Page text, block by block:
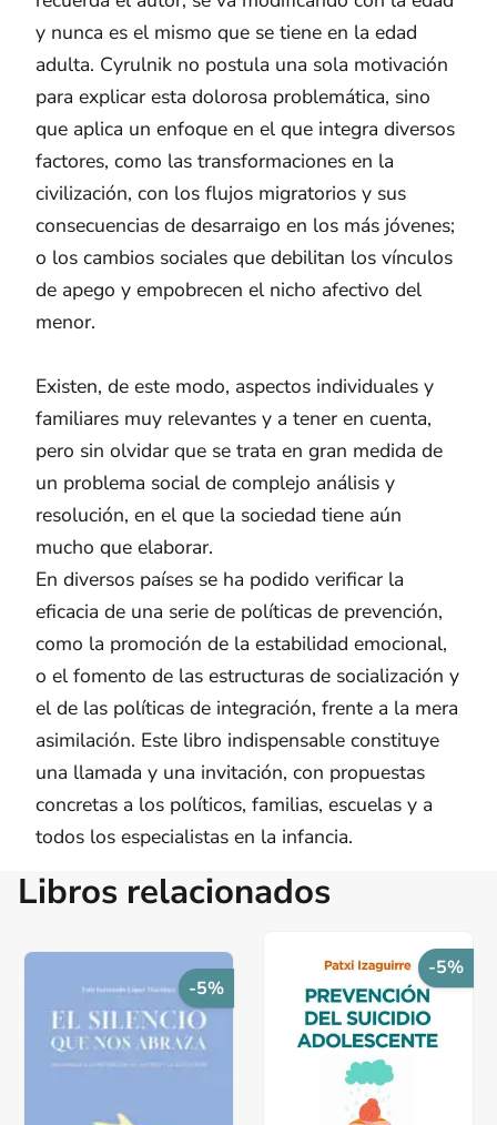
y nunca es el mismo que se tiene en la edad
adulta. Cyrulnik no postula una sola motivación
para explicar esta dolorosa problemática, sino
que aplica un enfoque en el que integra diversos
factores, como las transformaciones en la
civilización, con los flujos migratorios y sus
consecuencias de desarraigo en los más jóvenes;
o los cambios sociales que debilitan los vínculos
de apego y empobrecen el nicho afectivo del
menor.
Existen, de este modo, aspectos individuales y
familiares muy relevantes y a tener en cuenta,
pero sin olvidar que se trata en gran medida de
un problema social de complejo análisis y
resolución, en el que la sociedad tiene aún
mucho que elaborar.
En diversos países se ha podido verificar la
eficacia de una serie de políticas de prevención,
como la promoción de la estabilidad emocional,
o el fomento de las estructuras de socialización y
el de las políticas de integración, frente a la mera
asimilación. Este libro indispensable constituye
una llamada y una invitación, con propuestas
concretas a los políticos, familias, escuelas y a
todos los especialistas en la infancia.
Libros relacionados
-5%
-5%